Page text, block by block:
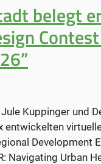
belegt
Kuppinger und
entwickelten
Development
Navigating Urban